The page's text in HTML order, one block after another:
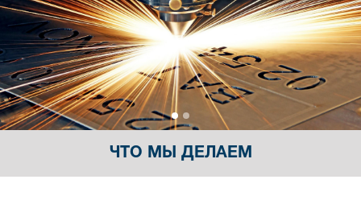
ЧТО МЫ ДЕЛАЕМ